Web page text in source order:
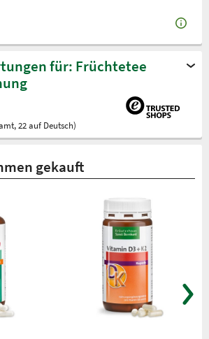
für: Früchtetee
22 auf Deutsch)
gekauft